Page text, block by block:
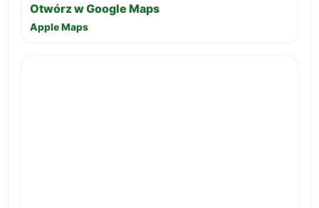
Otwórz w Google Maps
Apple Maps